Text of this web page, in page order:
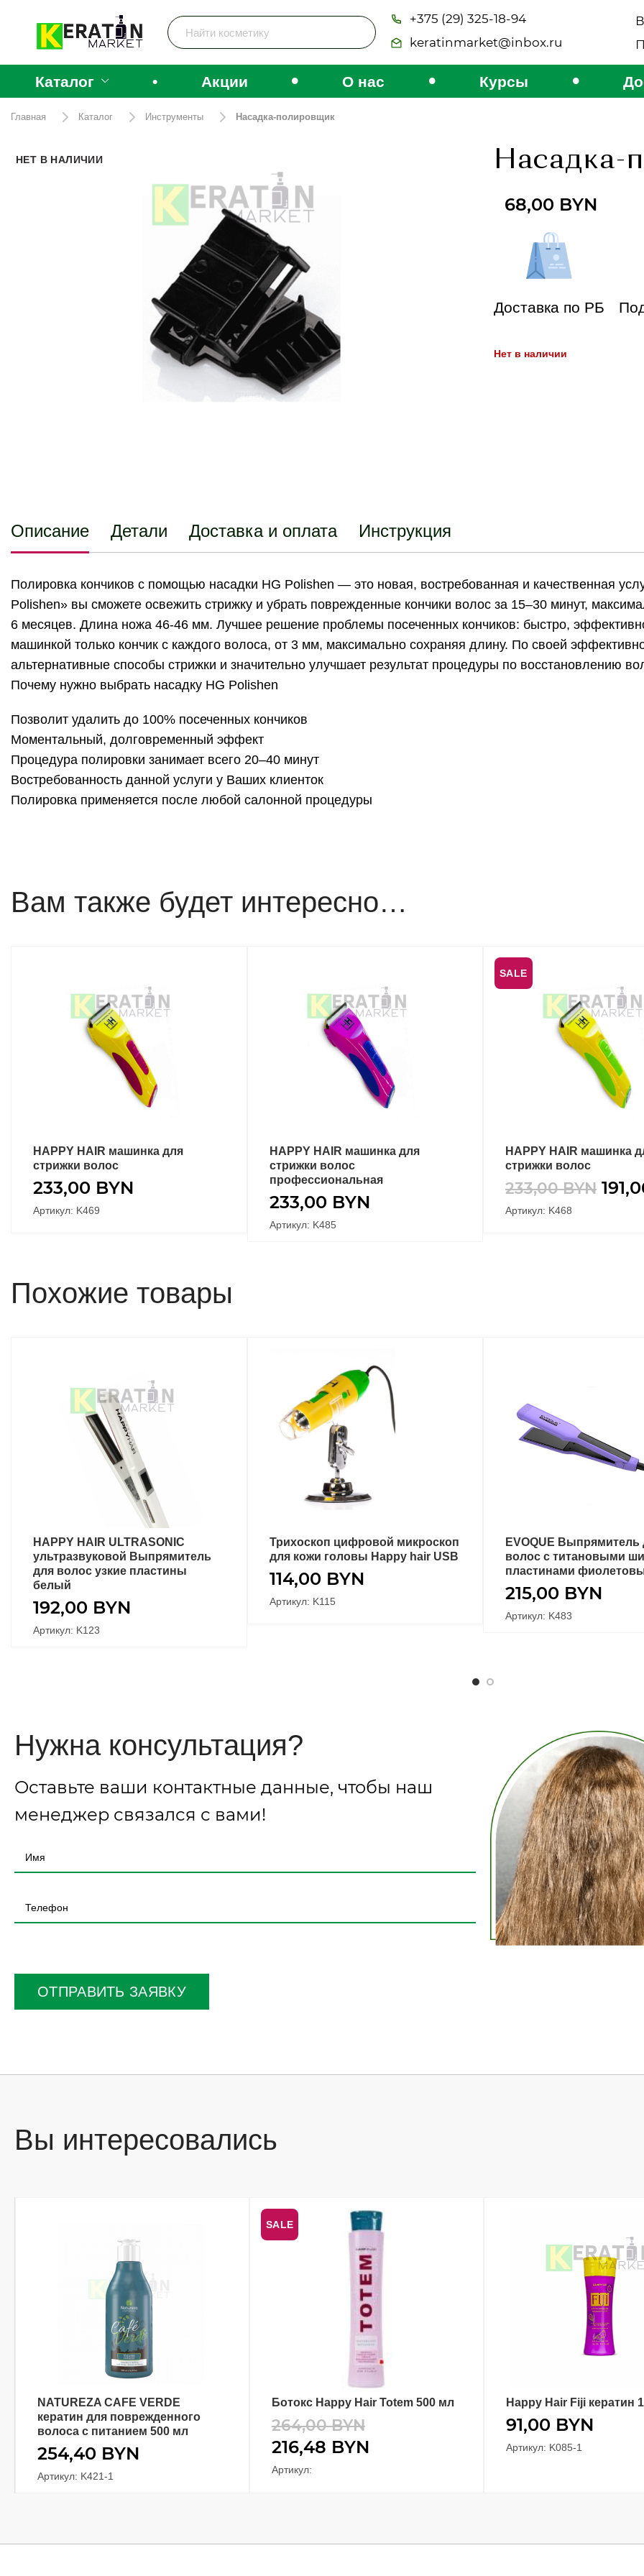
+375 (29) 325-18-94
keratinmarket@inbox.ru
Каталог • Акции • О нас • Курсы •
Главная Каталог Инструменты Насадка-полировщик
НЕТ В НАЛИЧИИ Насадка-
68,00 BYN
Доставка по РБ
Нет в наличии
Описание Детали Доставка и оплата Инструкция
Полировка кончиков с помощью насадки HG Polishen — это новая, востребованная и качественная
Polishen» вы сможете освежить стрижку и убрать поврежденные кончики волос за 15–30 минут,
6 месяцев. Длина ножа 46-46 мм. Лучшее решение проблемы посеченных кончиков: быстро,
машинкой только кончик с каждого волоса, от 3 мм, максимально сохраняя длину. По своей
альтернативные способы стрижки и значительно улучшает результат процедуры по восстановлению
Почему нужно выбрать насадку HG Polishen
Позволит удалить до 100% посеченных кончиков
Моментальный, долговременный эффект
Процедура полировки занимает всего 20–40 минут
Востребованность данной услуги у Ваших клиенток
Полировка применяется после любой салонной процедуры
Вам также будет интересно…
В КОРЗИНУ
HAPPY HAIR машинка для
стрижки волос
233,00 BYN
Артикул: K469
В КОРЗИНУ
HAPPY HAIR машинка для
стрижки волос
профессиональная
233,00 BYN
Артикул: K485
SALE
В КОРЗИНУ
HAPPY HAIR машинка
стрижки волос
233,00BYN
Артикул: K468
Похожие товары
В КОРЗИНУ
HAPPY HAIR ULTRASONIC
ультразвуковой Выпрямитель
для волос узкие пластины
белый
192,00 BYN
Артикул: K123
В КОРЗИНУ
Трихоскоп цифровой микроскоп
для кожи головы Happy hair USB
114,00 BYN
Артикул: K115
В КОРЗИНУ
EVOQUE Выпрямитель
волос с титановыми
пластинами
215,00 BYN
Артикул: K483
Нужна консультация?
Оставьте ваши контактные данные, чтобы наш
менеджер связался с вами!
поле
пустым.
ОТПРАВИТЬ ЗАЯВКУ
Вы интересовались
В КОРЗИНУ
NATUREZA CAFE VERDE
кератин для поврежденного
волоса с питанием 500 мл
254,40 BYN
Артикул: K421-1
SALE
В КОРЗИНУ
Ботокс Happy Hair Totem 500 мл
264,00BYN
216,48 BYN
Артикул:
В КОРЗИНУ
Happy Hair Fiji кератин
91,00 BYN
Артикул: K085-1